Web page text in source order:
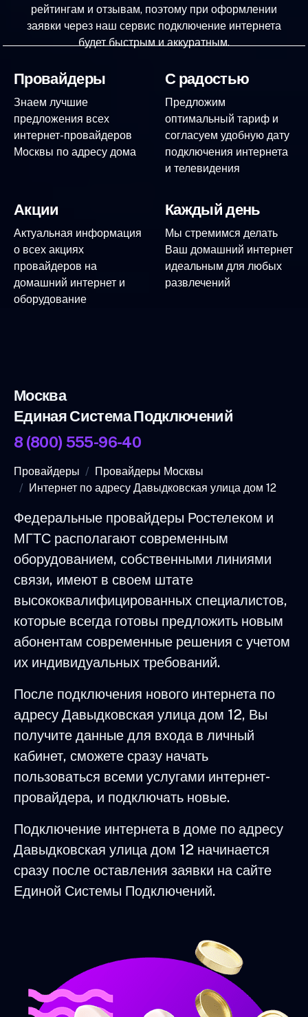
рейтингам и отзывам, поэтому при оформлении
заявки через наш сервис подключение интернета
будет быстрым и аккуратным.
Провайдеры
Знаем лучшие
предложения всех
интернет-провайдеров
Москвы по адресу дома
С радостью
Предложим
оптимальный тариф и
согласуем удобную дату
подключения интернета
и телевидения
Акции
Актуальная информация
о всех акциях
провайдеров на
домашний интернет и
оборудование
Каждый день
Мы стремимся делать
Ваш домашний интернет
идеальным для любых
развлечений
Москва
Единая Система Подключений
8 (800) 555-96-40
Провайдеры
Провайдеры Москвы
Интернет по адресу Давыдковская улица дом 12
Федеральные провайдеры Ростелеком и
МГТС располагают современным
оборудованием, собственными линиями
связи, имеют в своем штате
высококвалифицированных специалистов,
которые всегда готовы предложить новым
абонентам современные решения с учетом
их индивидуальных требований.
После подключения нового интернета по
адресу Давыдковская улица дом 12, Вы
получите данные для входа в личный
кабинет, сможете сразу начать
пользоваться всеми услугами интернет-
провайдера, и подключать новые.
Подключение интернета в доме по адресу
Давыдковская улица дом 12 начинается
сразу после оставления заявки на сайте
Единой Системы Подключений.